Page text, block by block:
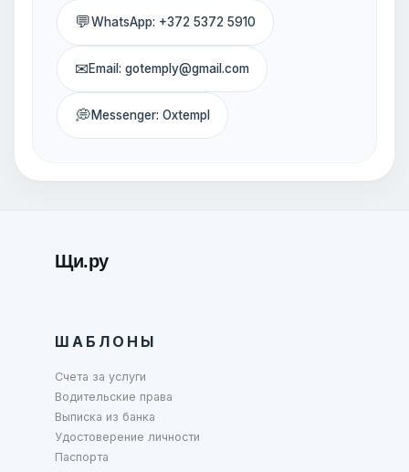
💬WhatsApp: +372 5372 5910
✉Email: gotemply@gmail.com
💭Messenger: Oxtempl
Щи.ру
ШАБЛОНЫ
Счета за услуги
Водительские права
Выписка из банка
Удостоверение личности
Паспорта